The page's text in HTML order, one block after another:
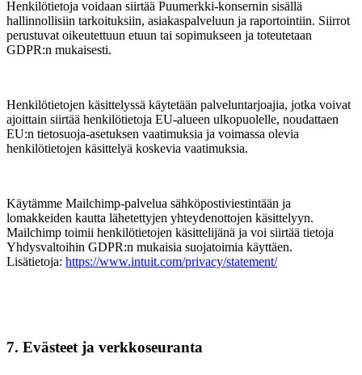
Henkilötietoja voidaan siirtää Puumerkki-konsernin sisällä
hallinnollisiin tarkoituksiin, asiakaspalveluun ja raportointiin. Siirrot
perustuvat oikeutettuun etuun tai sopimukseen ja toteutetaan
GDPR:n mukaisesti.
Henkilötietojen käsittelyssä käytetään palveluntarjoajia, jotka voivat
ajoittain siirtää henkilötietoja EU-alueen ulkopuolelle, noudattaen
EU:n tietosuoja-asetuksen vaatimuksia ja voimassa olevia
henkilötietojen käsittelyä koskevia vaatimuksia.
Käytämme Mailchimp‑palvelua sähköpostiviestintään ja
lomakkeiden kautta lähetettyjen yhteydenottojen käsittelyyn.
Mailchimp toimii henkilötietojen käsittelijänä ja voi siirtää tietoja
Yhdysvaltoihin GDPR:n mukaisia suojatoimia käyttäen.
Lisätietoja: https://www.intuit.com/privacy/statement/
7. Evästeet ja verkkoseuranta